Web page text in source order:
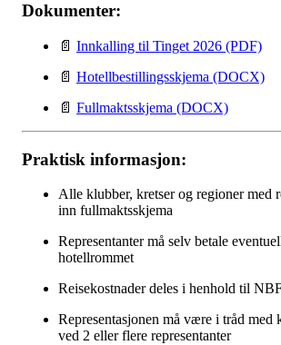
Dokumenter:
📄 Innkalling til Tinget 2026 (PDF)
📄 Hotellbestillingsskjema (DOCX)
📄 Fullmaktsskjema (DOCX)
Praktisk informasjon:
Alle klubber, kretser og regioner med
inn fullmaktsskjema
Representanter må selv betale
hotellrommet
Reisekostnader deles i henhold til
Representasjonen må være i tråd med
ved 2 eller flere representanter